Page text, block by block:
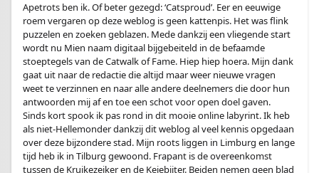
Apetrots ben ik. Of beter gezegd: ‘Catsproud’. Eer en eeuwige
roem vergaren op deze weblog is geen kattenpis. Het was flink
puzzelen en zoeken geblazen. Mede dankzij een vliegende start
wordt nu Mien naam digitaal bijgebeiteld in de befaamde
stoeptegels van de Catwalk of Fame. Hiep hiep hoera. Mijn dank
gaat uit naar de redactie die altijd maar weer nieuwe vragen
weet te verzinnen en naar alle andere deelnemers die door hun
antwoorden mij af en toe een schot voor open doel gaven.
Sinds kort spook ik pas rond in dit mooie online labyrint. Ik heb
als niet-Hellemonder dankzij dit weblog al veel kennis opgedaan
over deze bijzondere stad. Mijn roots liggen in Limburg en lange
tijd heb ik in Tilburg gewoond. Frapant is de overeenkomst
tussen de Kruikezeiker en de Keiebijter. Beiden nemen geen blad